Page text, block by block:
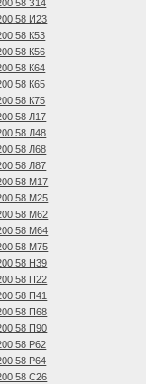
З14
И23
К53
К56
К64
К65
К75
Л17
Л48
Л68
Л87
М17
М25
М62
М64
М75
Н39
П22
П41
П68
П90
Р62
Р64
С26